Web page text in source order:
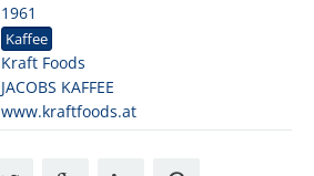
1961
Kaffee
Kraft Foods
JACOBS KAFFEE
www.kraftfoods.at